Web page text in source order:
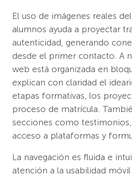
El uso de imágenes reales
alumnos ayuda a proyectar
autenticidad, generando
desde el primer contacto. A
web está organizada en
explican con claridad el
etapas formativas, los
proceso de matrícula.
secciones como
acceso a plataformas y
La navegación es fluida e
atención a la usabilidad